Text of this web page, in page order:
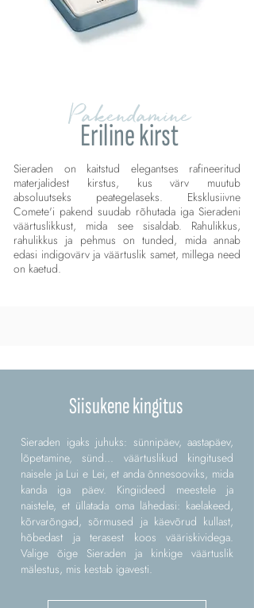
Pakendamine
Eriline kirst
Sieraden on kaitstud elegantses rafineeritud
materjalidest kirstus, kus värv muutub
absoluutseks peategelaseks. Eksklusiivne
Comete'i pakend suudab rõhutada iga Sieradeni
väärtuslikkust, mida see sisaldab. Rahulikkus,
rahulikkus ja pehmus on tunded, mida annab
edasi indigovärv ja väärtuslik samet, millega need
on kaetud.
Siisukene kingitus
Sieraden igaks juhuks: sünnipäev, aastapäev,
lõpetamine, sünd... väärtuslikud kingitused
naisele ja Lui e Lei, et anda õnnesooviks, mida
kanda iga päev. Kingiideed meestele ja
naistele, et üllatada oma lähedasi: kaelakeed,
kõrvarõngad, sõrmused ja käevõrud kullast,
hõbedast ja terasest koos vääriskividega.
Valige õige Sieraden ja kinkige väärtuslik
mälestus, mis kestab igavesti.